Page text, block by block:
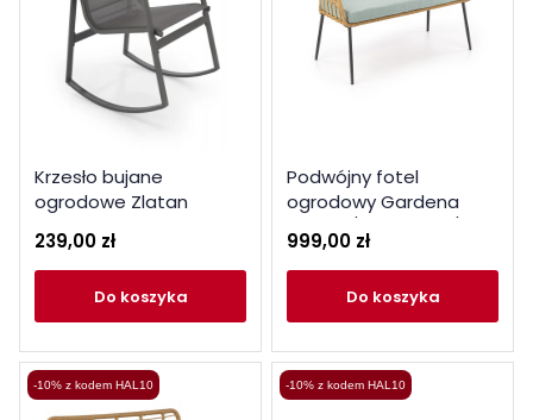
Krzesło bujane
ogrodowe Zlatan
ciemny popiel
239,00 zł
do koszyka
Podwójny fotel
ogrodowy Gardena
czarny / naturalny /
popielaty
999,00 zł
do koszyka
-10% z kodem HAL10 -10% z kodem HAL10